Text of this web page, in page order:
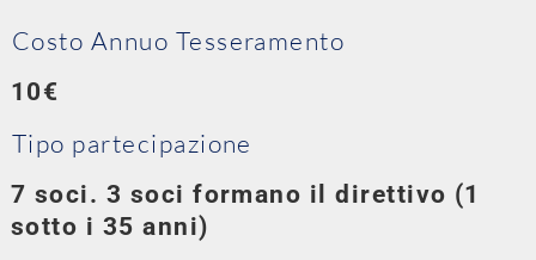
Costo Annuo Tesseramento
10€
Tipo partecipazione
7 soci. 3 soci formano il direttivo (1
sotto i 35 anni)